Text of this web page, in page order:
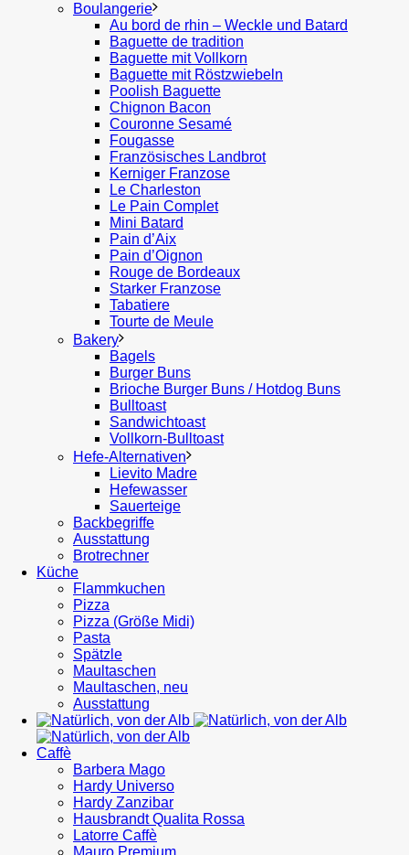
Boulangerie
Au bord de rhin – Weckle und Batard
Baguette de tradition
Baguette mit Vollkorn
Baguette mit Röstzwiebeln
Poolish Baguette
Chignon Bacon
Couronne Sesamé
Fougasse
Französisches Landbrot
Kerniger Franzose
Le Charleston
Le Pain Complet
Mini Batard
Pain d’Aix
Pain d’Oignon
Rouge de Bordeaux
Starker Franzose
Tabatiere
Tourte de Meule
Bakery
Bagels
Burger Buns
Brioche Burger Buns / Hotdog Buns
Bulltoast
Sandwichtoast
Vollkorn-Bulltoast
Hefe-Alternativen
Lievito Madre
Hefewasser
Sauerteige
Backbegriffe
Ausstattung
Brotrechner
Küche
Flammkuchen
Pizza
Pizza (Größe Midi)
Pasta
Spätzle
Maultaschen
Maultaschen, neu
Ausstattung
Caffè
Barbera Mago
Hardy Universo
Hardy Zanzibar
Hausbrandt Qualita Rossa
Latorre Caffè
Mauro Premium